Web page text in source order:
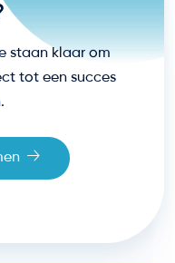
staan klaar om
tot een succes